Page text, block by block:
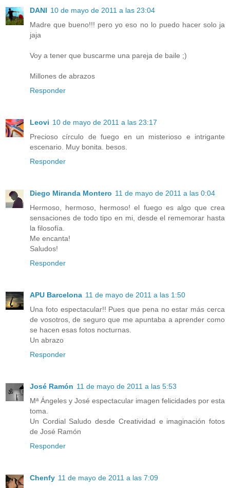
DANI 10 de mayo de 2011 a las 23:04
Madre que bueno!!! pero yo eso no lo puedo hacer solo ja
jaja
Voy a tener que buscarme una pareja de baile ;)
Millones de abrazos
Responder
Leovi 10 de mayo de 2011 a las 23:17
Precioso círculo de fuego en un misterioso e intrigante
escenario. Muy bonita. besos.
Responder
Diego Miranda Montero 11 de mayo de 2011 a las 0:04
Hermoso, hermoso, hermoso! el fuego es algo que crea
sensaciones de todo tipo en mi, desde el rememorar hasta
la filosofía.
Me encanta!
Saludos!
Responder
APU Barcelona 11 de mayo de 2011 a las 1:50
Una foto espectacular!! Pues que pena no estar más cerca
de vosotros, de seguro que me apuntaba a aprender como
se hacen esas fotos nocturnas.
Un abrazo
Responder
José Ramón 11 de mayo de 2011 a las 5:53
Mª Ángeles y José espectacular imagen felicidades por esta
toma.
Un Cordial Saludo desde Creatividad e imaginación fotos
de José Ramón
Responder
Chenfy 11 de mayo de 2011 a las 7:09